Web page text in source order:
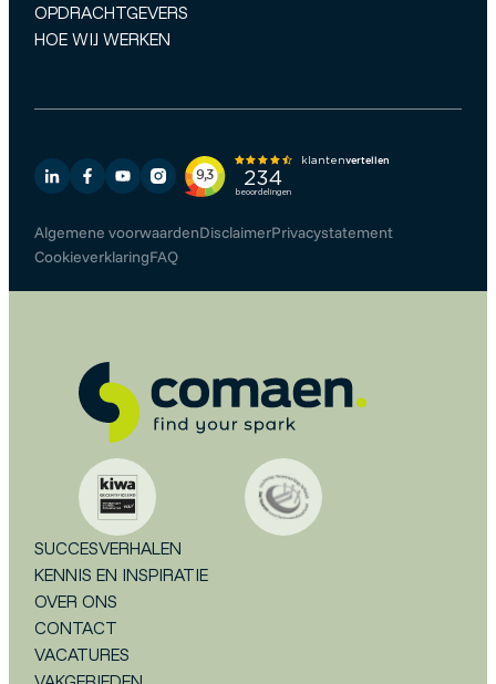
OPDRACHTGEVERS
HOE WIJ WERKEN
Algemene voorwaardenDisclaimerPrivacystatement
CookieverklaringFAQ
SUCCESVERHALEN
KENNIS EN INSPIRATIE
OVER ONS
CONTACT
VACATURES